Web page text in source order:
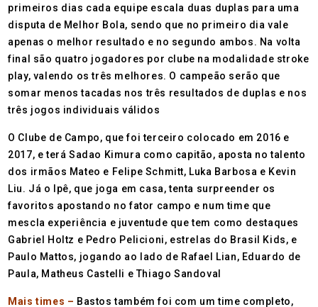
primeiros dias cada equipe escala duas duplas para uma
disputa de Melhor Bola, sendo que no primeiro dia vale
apenas o melhor resultado e no segundo ambos. Na volta
final são quatro jogadores por clube na modalidade stroke
play, valendo os três melhores. O campeão serão que
somar menos tacadas nos três resultados de duplas e nos
três jogos individuais válidos
O Clube de Campo, que foi terceiro colocado em 2016 e
2017, e terá Sadao Kimura como capitão, aposta no talento
dos irmãos Mateo e Felipe Schmitt, Luka Barbosa e Kevin
Liu. Já o Ipê, que joga em casa, tenta surpreender os
favoritos apostando no fator campo e num time que
mescla experiência e juventude que tem como destaques
Gabriel Holtz e Pedro Pelicioni, estrelas do Brasil Kids, e
Paulo Mattos, jogando ao lado de Rafael Lian, Eduardo de
Paula, Matheus Castelli e Thiago Sandoval
Mais times – Bastos também foi com um time completo,